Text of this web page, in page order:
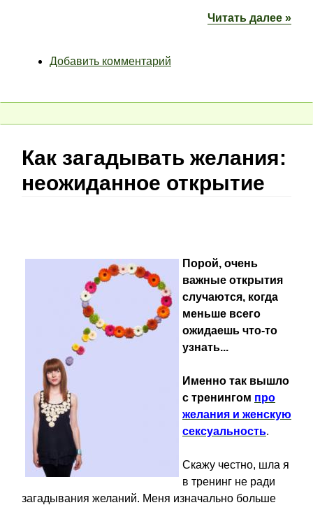
Читать далее »
Добавить комментарий
Как загадывать желания:
неожиданное открытие
Порой, очень
важные открытия
случаются, когда
меньше всего
ожидаешь что-то
узнать...
Именно так вышло
с тренингом про
желания и женскую
сексуальность.
Скажу честно, шла я
в тренинг не ради
загадывания желаний. Меня изначально больше